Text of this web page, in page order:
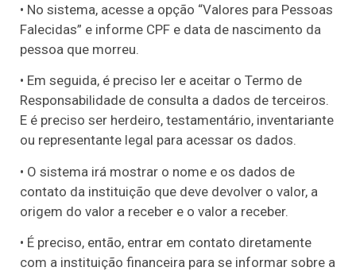
• No sistema, acesse a opção “Valores para Pessoas
Falecidas” e informe CPF e data de nascimento da
pessoa que morreu.
• Em seguida, é preciso ler e aceitar o Termo de
Responsabilidade de consulta a dados de terceiros.
E é preciso ser herdeiro, testamentário, inventariante
ou representante legal para acessar os dados.
• O sistema irá mostrar o nome e os dados de
contato da instituição que deve devolver o valor, a
origem do valor a receber e o valor a receber.
• É preciso, então, entrar em contato diretamente
com a instituição financeira para se informar sobre a